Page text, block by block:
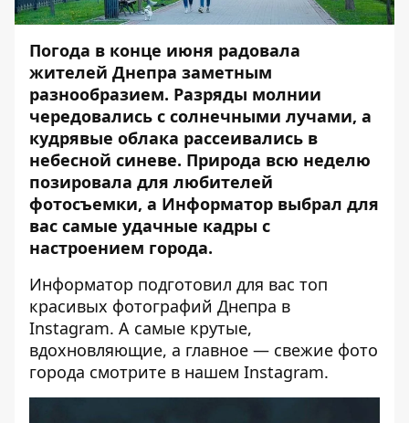
Погода в конце июня радовала
жителей Днепра заметным
разнообразием. Разряды молнии
чередовались с солнечными лучами, а
кудрявые облака рассеивались в
небесной синеве. Природа всю неделю
позировала для любителей
фотосъемки, а Информатор выбрал для
вас самые удачные кадры с
настроением города.
Информатор подготовил для вас топ
красивых фотографий Днепра в
Instagram. А самые крутые,
вдохновляющие, а главное — свежие фото
города смотрите в нашем Instagram.